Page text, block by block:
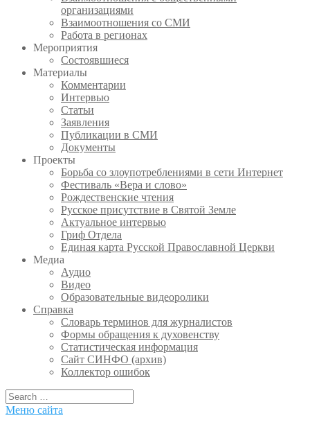
организациями
Взаимоотношения со СМИ
Работа в регионах
Мероприятия
Состоявшиеся
Материалы
Комментарии
Интервью
Статьи
Заявления
Публикации в СМИ
Документы
Проекты
Борьба со злоупотреблениями в сети Интернет
Фестиваль «Вера и слово»
Рождественские чтения
Русское присутствие в Святой Земле
Актуальное интервью
Гриф Отдела
Единая карта Русской Православной Церкви
Медиа
Аудио
Видео
Образовательные видеоролики
Справка
Словарь терминов для журналистов
Формы обращения к духовенству
Статистическая информация
Сайт СИНФО (архив)
Коллектор ошибок
Меню сайта